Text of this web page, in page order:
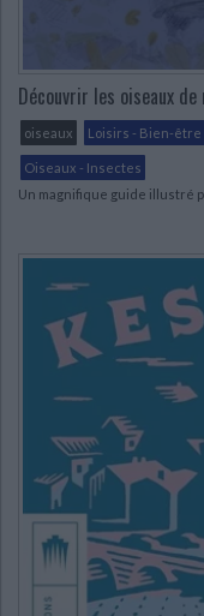
Découvrir les oiseaux
oiseaux Loisirs - Bien-être
Oiseaux - Insectes
Un magnifique guide illustré